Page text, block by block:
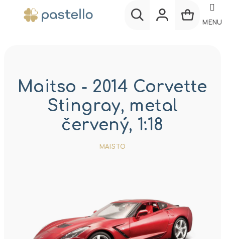
MENU
Maitso - 2014 Corvette
Stingray, metal
červený, 1:18
MAISTO